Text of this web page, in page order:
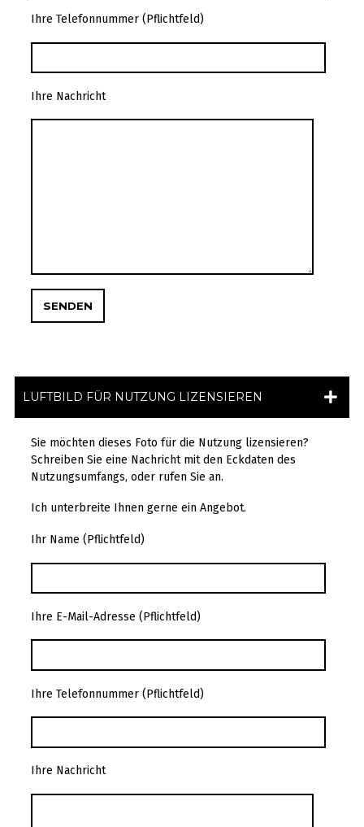
Ihre Telefonnummer (Pflichtfeld)
Ihre Nachricht
LUFTBILD FÜR NUTZUNG LIZENSIEREN
Sie möchten dieses Foto für die Nutzung lizensieren?
Schreiben Sie eine Nachricht mit den Eckdaten des
Nutzungsumfangs, oder rufen Sie an.
Ich unterbreite Ihnen gerne ein Angebot.
Ihr Name (Pflichtfeld)
Ihre E-Mail-Adresse (Pflichtfeld)
Ihre Telefonnummer (Pflichtfeld)
Ihre Nachricht